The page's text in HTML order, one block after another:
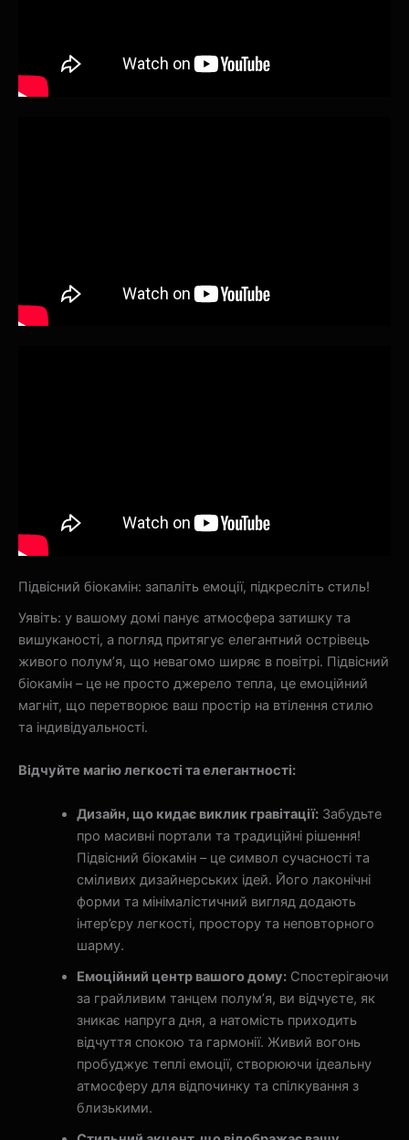
Підвісний біокамін: запаліть емоції, підкресліть стиль!
Уявіть: у вашому домі панує атмосфера затишку та
вишуканості, а погляд притягує елегантний острівець
живого полум’я, що невагомо ширяє в повітрі. Підвісний
біокамін – це не просто джерело тепла, це емоційний
магніт, що перетворює ваш простір на втілення стилю
та індивідуальності.
Відчуйте магію легкості та елегантності:
Дизайн, що кидає виклик гравітації:Забудьте
про масивні портали та традиційні рішення!
Підвісний біокамін – це символ сучасності та
сміливих дизайнерських ідей. Його лаконічні
форми та мінімалістичний вигляд додають
інтер’єру легкості, простору та неповторного
шарму.
Емоційний центр вашого дому:Спостерігаючи
за грайливим танцем полум’я, ви відчуєте, як
зникає напруга дня, а натомість приходить
відчуття спокою та гармонії. Живий вогонь
пробуджує теплі емоції, створюючи ідеальну
атмосферу для відпочинку та спілкування з
близькими.